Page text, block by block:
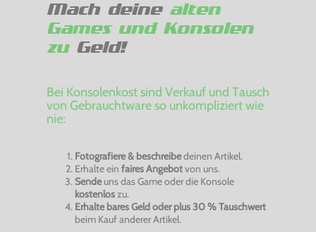
Mach deine alten
Games und Konsolen
zuGeld!
Bei Konsolenkost sind Verkauf und Tausch
von Gebrauchtware so unkompliziert wie
nie:
Fotografiere & beschreibedeinen Artikel.
Erhalte ein faires Angebotvon uns.
Sendeuns das Game oder die Konsole
kostenloszu.
Erhalte bares Geld oder plus 30 % Tauschwert
beim Kauf anderer Artikel.